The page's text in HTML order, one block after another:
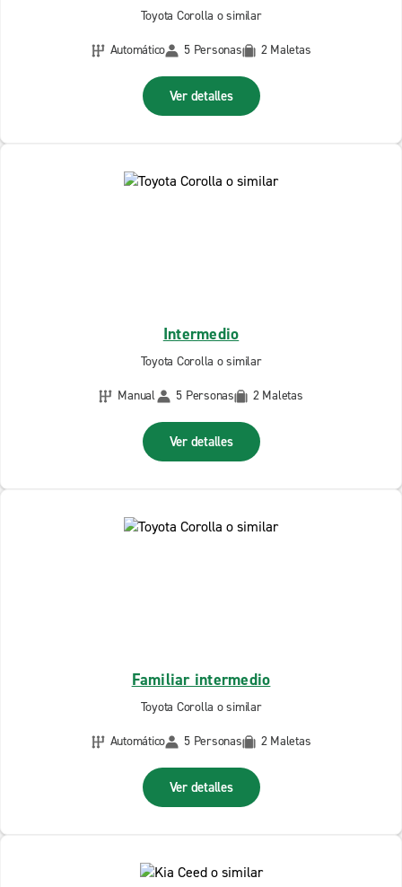
Toyota Corolla o similar
Automático
5 Personas 2 Maletas
Ver detalles
Intermedio
Toyota Corolla o similar
Manual
5 Personas 2 Maletas
Ver detalles
Familiar intermedio
Toyota Corolla o similar
Automático
5 Personas 2 Maletas
Ver detalles